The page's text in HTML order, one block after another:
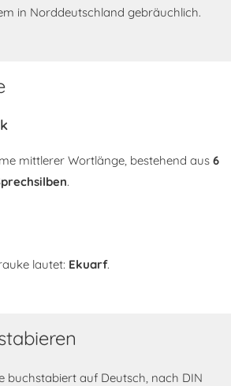
in Norddeutschland gebräuchlich.
mittlerer Wortlänge, bestehend aus 6
.
lautet: Ekuarf.
buchstabiert auf Deutsch, nach DIN